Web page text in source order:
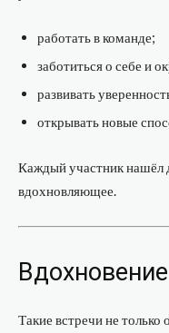
работать в команде;
заботиться о себе и
развивать
открывать новые
Каждый участник нашёл
вдохновляющее.
Такие встречи не